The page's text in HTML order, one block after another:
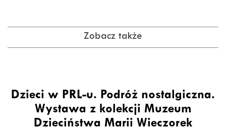
Zobacz także
Dzieci w PRL-u. Podróż nostalgiczna.
Wystawa z kolekcji Muzeum
Dzieciństwa Marii Wieczorek